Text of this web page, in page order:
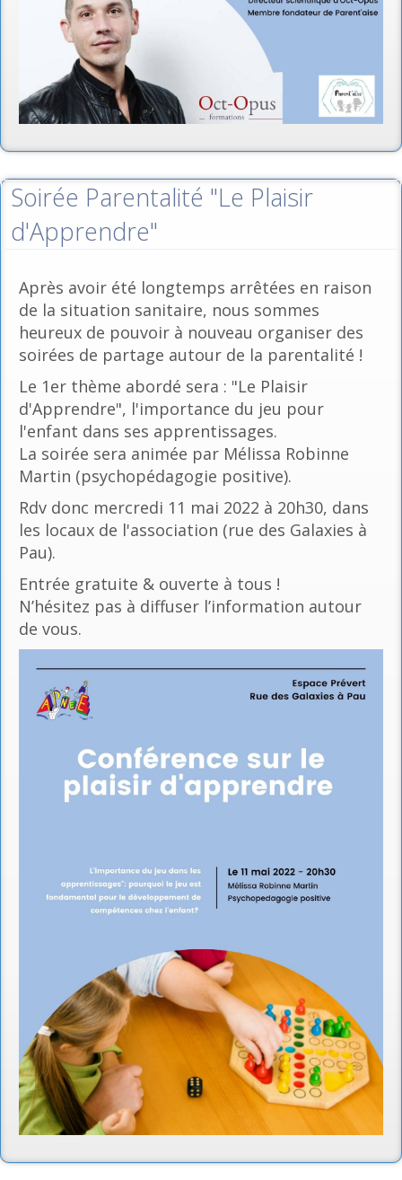
Soirée Parentalité "Le Plaisir
d'Apprendre"
Après avoir été longtemps arrêtées en raison
de la situation sanitaire, nous sommes
heureux de pouvoir à nouveau organiser des
soirées de partage autour de la parentalité !
Le 1er thème abordé sera : "Le Plaisir
d'Apprendre", l'importance du jeu pour
l'enfant dans ses apprentissages.
La soirée sera animée par Mélissa Robinne
Martin (psychopédagogie positive).
Rdv donc mercredi 11 mai 2022 à 20h30, dans
les locaux de l'association (rue des Galaxies à
Pau).
Entrée gratuite & ouverte à tous !
N’hésitez pas à diffuser l’information autour
de vous.